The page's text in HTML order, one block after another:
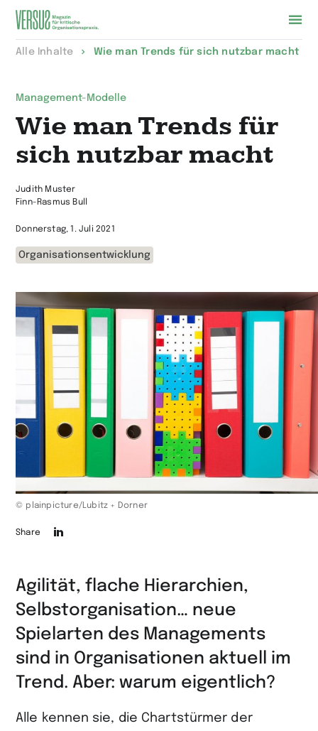
Zur
Alle Inhalte Wie man Trends für sich nutzbar macht
Management-Modelle
Wie man Trends für
sich nutzbar macht
Judith Muster
Finn-Rasmus Bull
Donnerstag, 1. Juli 2021
Organisationsentwicklung
© plainpicture/Lubitz + Dorner
auf
LinkedIn
teilen
Share
Agilität, flache Hierarchien,
Selbstorganisation… neue
Spielarten des Managements
sind in Organisationen aktuell im
Trend. Aber: warum eigentlich?
Alle kennen sie, die Chartstürmer der